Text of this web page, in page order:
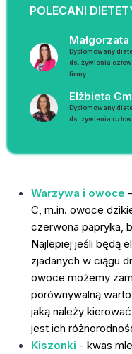
POLECANI
Dyplomowany
ds. żywienia
firmy
Elżbieta
Dyplomowany
ds. żywienia
Warzywa i owoce
C, m.in. owoce
czerwona papryka,
Najlepiej jeśli będą
zjadanych w ciągu
owoce możemy
porównywalną
jaką należy
jest ich
Kiszonki - kwas